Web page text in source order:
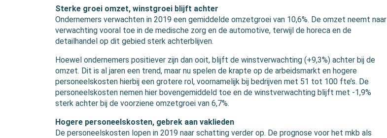
Sterke groei omzet, winstgroei blijft achter
Ondernemers verwachten in 2019 een gemiddelde omzetgroei van 10,6%. De omzet neemt naar
verwachting vooral toe in de medische zorg en de automotive, terwijl de horeca en de
detailhandel op dit gebied sterk achterblijven.
Hoewel ondernemers positiever zijn dan ooit, blijft de winstverwachting (+9,3%) achter bij de
omzet. Dit is al jaren een trend, maar nu spelen de krapte op de arbeidsmarkt en hogere
personeelskosten hierbij een grotere rol, voornamelijk bij bedrijven met 51 tot 100 fte’s. De
personeelskosten nemen hier bovengemiddeld toe en de winstverwachting blijft met -1,9%
sterk achter bij de voorziene omzetgroei van 6,7%.
Hogere personeelskosten, gebrek aan vaklieden
De personeelskosten lopen in 2019 naar schatting verder op. De prognose voor het mkb als